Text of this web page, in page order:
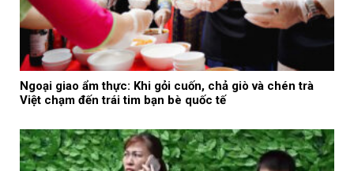
Ngoại giao ẩm thực: Khi gỏi cuốn, chả giò và chén trà
Việt chạm đến trái tim bạn bè quốc tế